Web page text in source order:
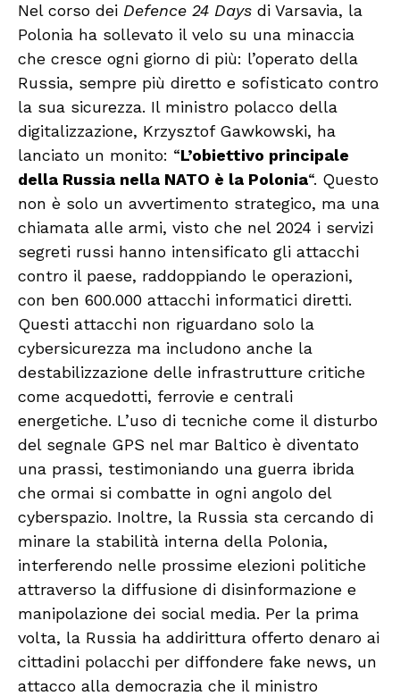
Nel corso dei Defence 24 Days di Varsavia, la
Polonia ha sollevato il velo su una minaccia
che cresce ogni giorno di più: l’operato della
Russia, sempre più diretto e sofisticato contro
la sua sicurezza. Il ministro polacco della
digitalizzazione, Krzysztof Gawkowski, ha
lanciato un monito: “L’obiettivo principale
della Russia nella NATO è la Polonia“. Questo
non è solo un avvertimento strategico, ma una
chiamata alle armi, visto che nel 2024 i servizi
segreti russi hanno intensificato gli attacchi
contro il paese, raddoppiando le operazioni,
con ben 600.000 attacchi informatici diretti.
Questi attacchi non riguardano solo la
cybersicurezza ma includono anche la
destabilizzazione delle infrastrutture critiche
come acquedotti, ferrovie e centrali
energetiche. L’uso di tecniche come il disturbo
del segnale GPS nel mar Baltico è diventato
una prassi, testimoniando una guerra ibrida
che ormai si combatte in ogni angolo del
cyberspazio. Inoltre, la Russia sta cercando di
minare la stabilità interna della Polonia,
interferendo nelle prossime elezioni politiche
attraverso la diffusione di disinformazione e
manipolazione dei social media. Per la prima
volta, la Russia ha addirittura offerto denaro ai
cittadini polacchi per diffondere fake news, un
attacco alla democrazia che il ministro